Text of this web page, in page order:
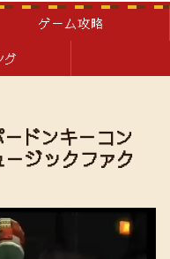
ゲーム攻略
グ
ードンキーコン
ジックファク